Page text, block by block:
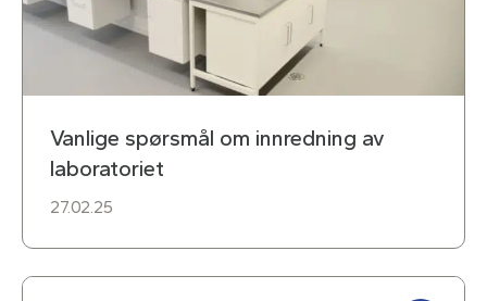
Vanlige spørsmål om innredning av
laboratoriet
27.02.25